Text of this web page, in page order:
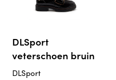
DLSport
veterschoen bruin
DLSport